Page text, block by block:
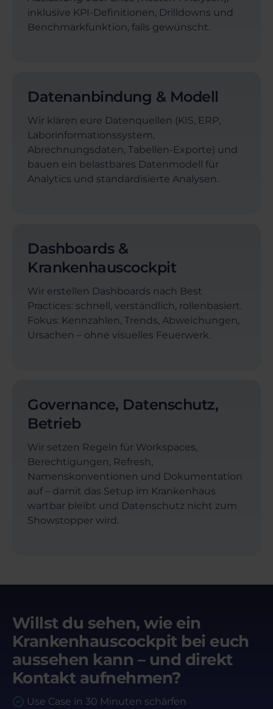
inklusive KPI-Definitionen, Drilldowns und
Benchmarkfunktion, falls gewünscht.
Datenanbindung & Modell
Wir klären eure Datenquellen (KIS, ERP,
Laborinformationssystem,
Abrechnungsdaten, Tabellen-Exporte) und
bauen ein belastbares Datenmodell für
Analytics und standardisierte Analysen.
Dashboards &
Krankenhauscockpit
Wir erstellen Dashboards nach Best
Practices: schnell, verständlich, rollenbasiert.
Fokus: Kennzahlen, Trends, Abweichungen,
Ursachen – ohne visuelles Feuerwerk.
Governance, Datenschutz,
Betrieb
Wir setzen Regeln für Workspaces,
Berechtigungen, Refresh,
Namenskonventionen und Dokumentation
auf – damit das Setup im Krankenhaus
wartbar bleibt und Datenschutz nicht zum
Showstopper wird.
Willst du sehen, wie ein
Krankenhauscockpit bei euch
aussehen kann – und direkt
Kontakt aufnehmen?
Use Case in 30 Minuten schärfen